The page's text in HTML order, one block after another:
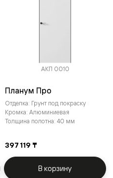
АКП 0010
Планум Про
Отделка: Грунт под покраску
Кромка: Алюминиевая
Толщина полотна: 40 мм
397 119 ₸
В корзину